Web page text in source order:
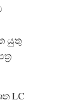
යුතු
LC